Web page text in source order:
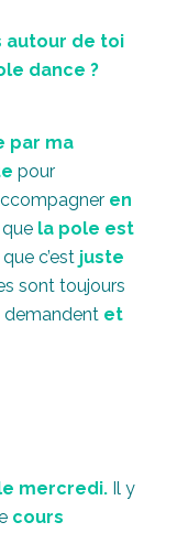
autour de toi
dance ?
par ma
pour
en
la pole est
c’est juste
sont toujours
demandent et
mercredi. Il y
cours